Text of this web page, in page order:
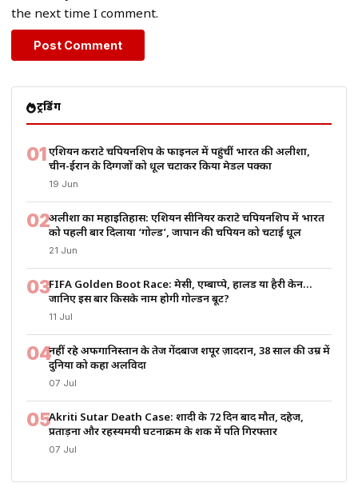
the next time I comment.
ट्रेंडिंग
01एशियन कराटे चैंपियनशिप के फाइनल में पहुंचीं भारत की अलीशा,
चीन-ईरान के दिग्गजों को धूल चटाकर किया मेडल पक्का
19 Jun
02अलीशा का महाइतिहास: एशियन सीनियर कराटे चैंपियनशिप में भारत
को पहली बार दिलाया ‘गोल्ड’, जापान की चैंपियन को चटाई धूल
21 Jun
03FIFA Golden Boot Race: मेसी, एम्बाप्पे, हालैंड या हैरी केन…
जानिए इस बार किसके नाम होगी गोल्डन बूट?
11 Jul
04नहीं रहे अफगानिस्तान के तेज गेंदबाज शपूर ज़ादरान, 38 साल की उम्र में
दुनिया को कहा अलविदा
07 Jul
05Akriti Sutar Death Case: शादी के 72 दिन बाद मौत, दहेज,
प्रताड़ना और रहस्यमयी घटनाक्रम के शक में पति गिरफ्तार
07 Jul